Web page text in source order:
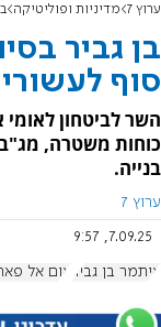
ערוץ 7 מדיניות ופוליטיקה
בן גביר
סוף
השר לביטחון
כוחות משטרה,
בנייה.
ערוץ 7
7.09.25, 9:57
איתמר בן גביר אום אל